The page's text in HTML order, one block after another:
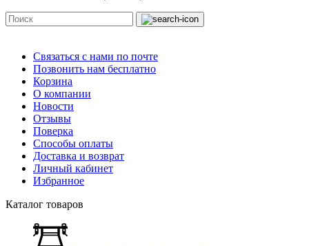
Связаться с нами по почте
Позвонить нам бесплатно
Корзина
О компании
Новости
Отзывы
Поверка
Способы оплаты
Доставка и возврат
Личный кабинет
Избранное
Каталог товаров